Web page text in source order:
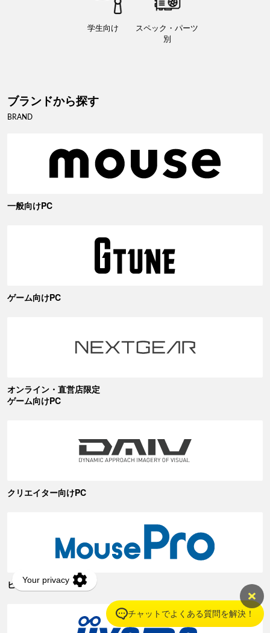
学生向け
スペック・パーツ
別
ブランドから探す
BRAND
一般向けPC
ゲーム向けPC
オンライン・直営店限定
ゲーム向けPC
クリエイター向けPC
ビジネス向けPC
チャットでよくある質問を解決！